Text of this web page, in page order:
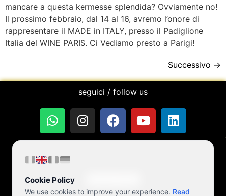
mancare a questa kermesse splendida? Ovviamente no!
Il prossimo febbraio, dal 14 al 16, avremo l’onore di
rappresentare il MADE in ITALY, presso il Padiglione
Italia del WINE PARIS. Ci Vediamo presto a Parigi!
Successivo →
seguici / follow us
Cookie Policy
We use cookies to improve your experience. Read